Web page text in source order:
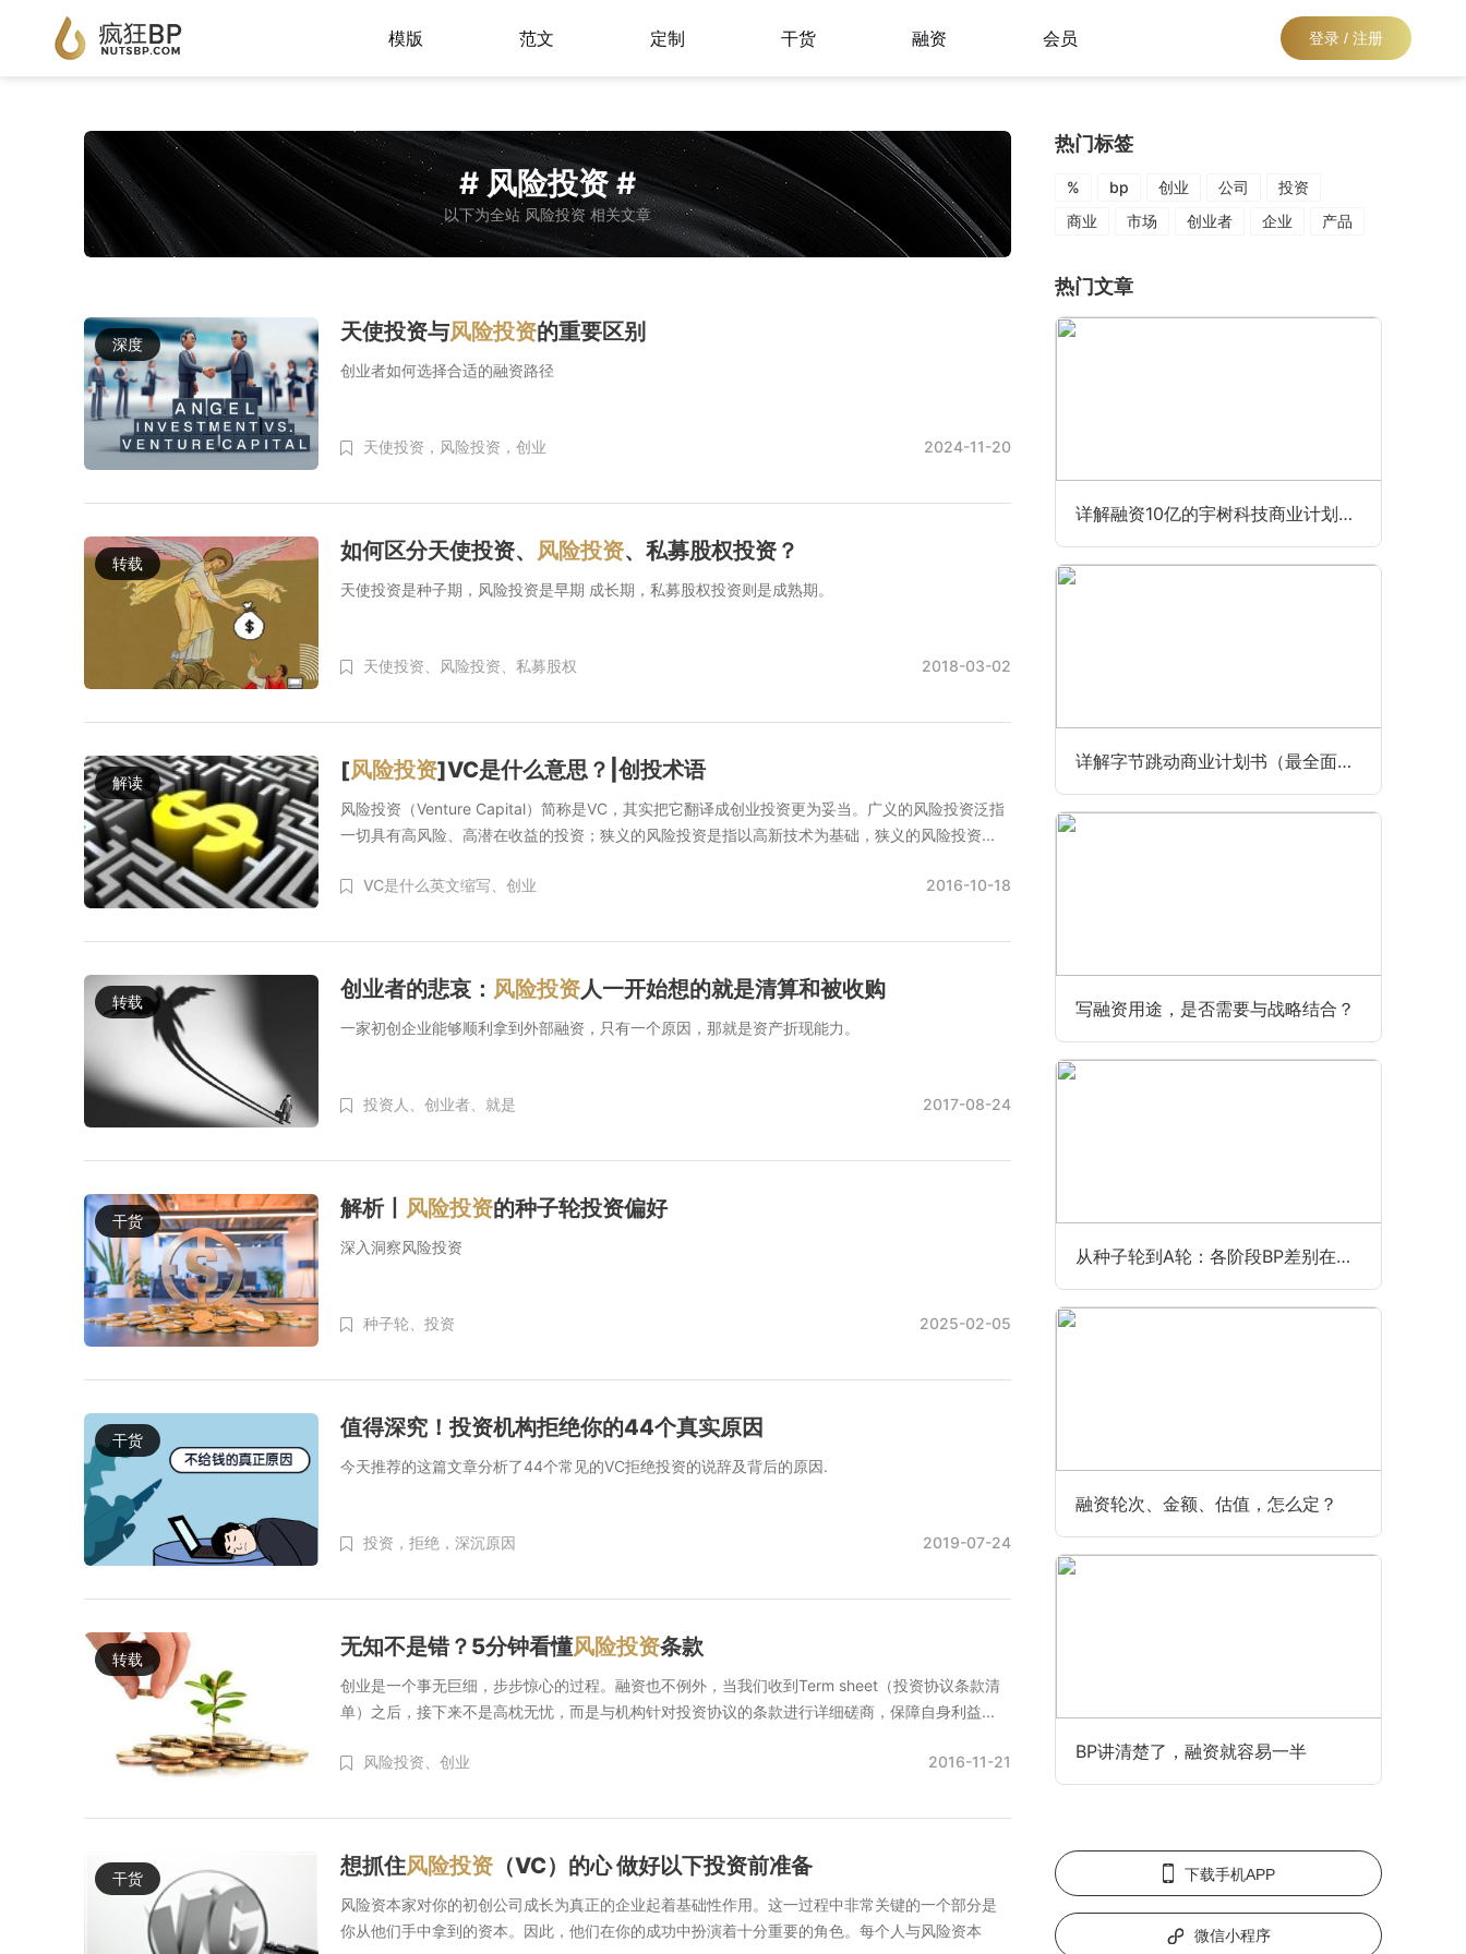
模版 范文 定制 干货 融资 会员 登录 / 注册
# 风险投资 #
以下为全站 风险投资 相关文章
深度 天使投资与风险投资的重要区别
创业者如何选择合适的融资路径
天使投资，风险投资，创业 2024-11-20
转载 如何区分天使投资、 风险投资、私募股权投资？
天使投资是种子期，风险投资是早期 成长期，私募股权投资则是成熟期。
天使投资、 风险投资、 私募股权 2018-03-02
解读 [风险投资]VC是什么意思？|创投术语
风险投资（Venture Capital）简称是VC，其实把它翻译成创业投资更为妥当。广义的风险投资泛指
一切具有高风险、高潜在收益的投资；狭义的风险投资是指以高新技术为基础，狭义的风险投资...
VC是什么英文缩写、 创业 2016-10-18
转载 创业者的悲哀： 风险投资人一开始想的就是清算和被收购
一家初创企业能够顺利拿到外部融资，只有一个原因，那就是资产折现能力。
投资人、 创业者、 就是 2017-08-24
干货 解析丨 风险投资的种子轮投资偏好
深入洞察风险投资
种子轮、 投资 2025-02-05
干货 值得深究！投资机构拒绝你的44个真实原因
今天推荐的这篇文章分析了44个常见的VC拒绝投资的说辞及背后的原因.
投资，拒绝，深沉原因 2019-07-24
转载 无知不是错？5分钟看懂风险投资条款
创业是一个事无巨细，步步惊心的过程。融资也不例外，当我们收到Term sheet（投资协议条款清
单）之后，接下来不是高枕无忧，而是与机构针对投资协议的条款进行详细磋商，保障自身利益...
风险投资、 创业 2016-11-21
干货 想抓住风险投资 （VC）的心 做好以下投资前准备
风险资本家对你的初创公司成长为真正的企业起着基础性作用。这一过程中非常关键的一个部分是
你从他们手中拿到的资本。因此，他们在你的成功中扮演着十分重要的角色。每个人与风险资本
热门标签
% bp 创业 公司
投资
商业
市场 创业者 企业 产品
热门文章
详解融资10亿的宇树科技商业计划书（最全最新版）
详解字节跳动商业计划书（最全面完整版）
写融资用途，是否需要与战略结合？
从种子轮到A轮：各阶段BP差别在哪？
融资轮次、金额、估值，怎么定？
BP讲清楚了，融资就容易一半
下载手机APP
微信小程序